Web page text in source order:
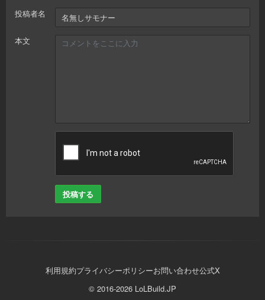
投稿者名
本文
投稿する
利用規約プライバシーポリシーお問い合わせ公式X
© 2016-2026 LoLBuild.JP